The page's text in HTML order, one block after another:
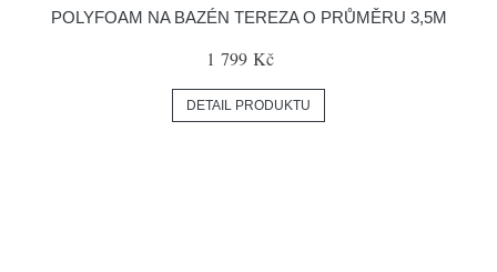
POLYFOAM NA BAZÉN TEREZA O PRŮMĚRU 3,5M
1 799 Kč
DETAIL PRODUKTU